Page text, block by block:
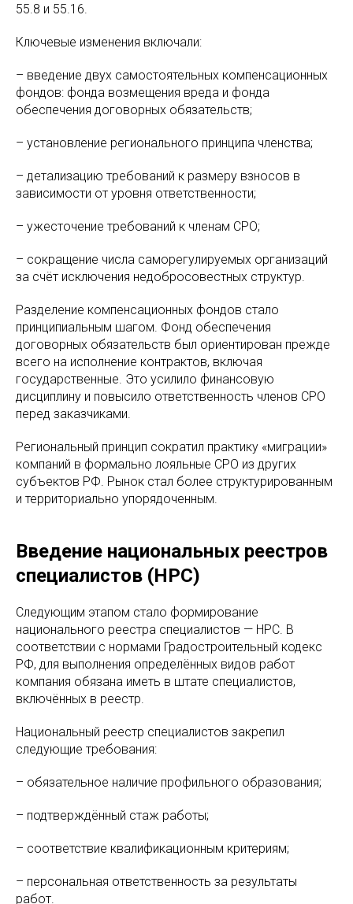
55.8 и 55.16.
Ключевые изменения включали:
– введение двух самостоятельных компенсационных
фондов: фонда возмещения вреда и фонда
обеспечения договорных обязательств;
– установление регионального принципа членства;
– детализацию требований к размеру взносов в
зависимости от уровня ответственности;
– ужесточение требований к членам СРО;
– сокращение числа саморегулируемых организаций
за счёт исключения недобросовестных структур.
Разделение компенсационных фондов стало
принципиальным шагом. Фонд обеспечения
договорных обязательств был ориентирован прежде
всего на исполнение контрактов, включая
государственные. Это усилило финансовую
дисциплину и повысило ответственность членов СРО
перед заказчиками.
Региональный принцип сократил практику «миграции»
компаний в формально лояльные СРО из других
субъектов РФ. Рынок стал более структурированным
и территориально упорядоченным.
Введение национальных реестров
специалистов (НРС)
Следующим этапом стало формирование
национального реестра специалистов — НРС. В
соответствии с нормами Градостроительный кодекс
РФ, для выполнения определённых видов работ
компания обязана иметь в штате специалистов,
включённых в реестр.
Национальный реестр специалистов закрепил
следующие требования:
– обязательное наличие профильного образования;
– подтверждённый стаж работы;
– соответствие квалификационным критериям;
– персональная ответственность за результаты
работ.